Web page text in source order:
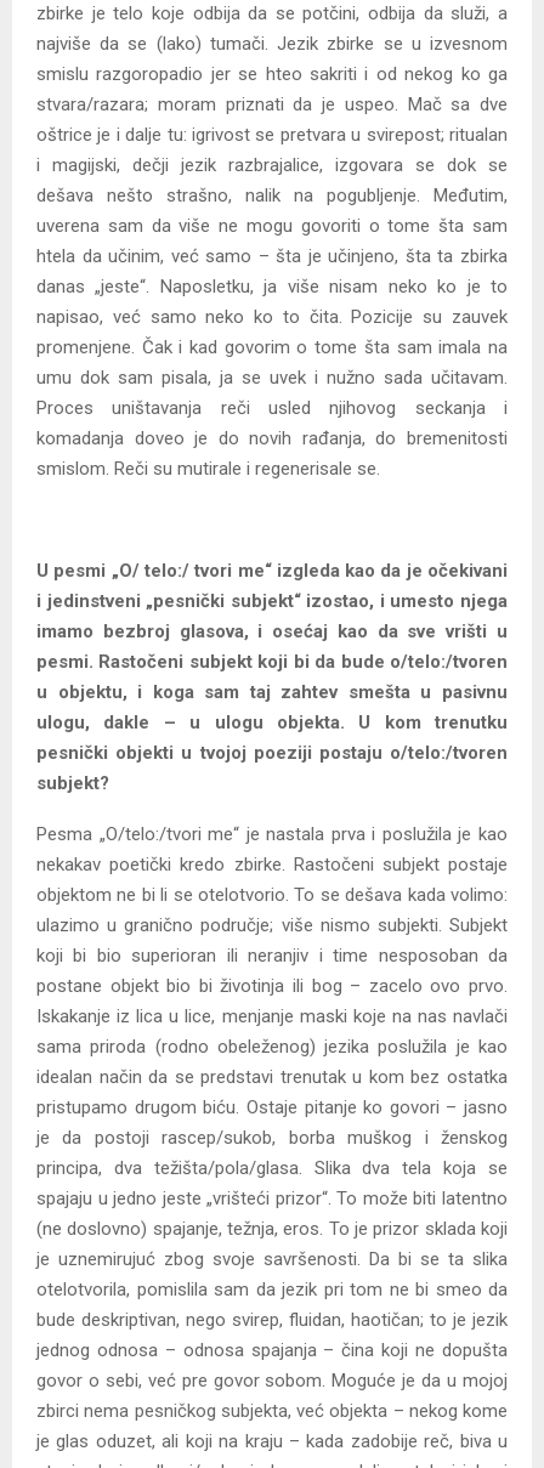
zbirke je telo koje odbija da se potčini, odbija da služi, a
najviše da se (lako) tumači. Jezik zbirke se u izvesnom
smislu razgoropadio jer se hteo sakriti i od nekog ko ga
stvara/razara; moram priznati da je uspeo. Mač sa dve
oštrice je i dalje tu: igrivost se pretvara u svirepost; ritualan
i magijski, dečji jezik razbrajalice, izgovara se dok se
dešava nešto strašno, nalik na pogubljenje. Međutim,
uverena sam da više ne mogu govoriti o tome šta sam
htela da učinim, već samo – šta je učinjeno, šta ta zbirka
danas „jeste“. Naposletku, ja više nisam neko ko je to
napisao, već samo neko ko to čita. Pozicije su zauvek
promenjene. Čak i kad govorim o tome šta sam imala na
umu dok sam pisala, ja se uvek i nužno sada učitavam.
Proces uništavanja reči usled njihovog seckanja i
komadanja doveo je do novih rađanja, do bremenitosti
smislom. Reči su mutirale i regenerisale se.
U pesmi „O/ telo:/ tvori me“ izgleda kao da je očekivani
i jedinstveni „pesnički subjekt“ izostao, i umesto njega
imamo bezbroj glasova, i osećaj kao da sve vrišti u
pesmi. Rastočeni subjekt koji bi da bude o/telo:/tvoren
u objektu, i koga sam taj zahtev smešta u pasivnu
ulogu, dakle – u ulogu objekta. U kom trenutku
pesnički objekti u tvojoj poeziji postaju o/telo:/tvoren
subjekt?
Pesma „O/telo:/tvori me“ je nastala prva i poslužila je kao
nekakav poetički kredo zbirke. Rastočeni subjekt postaje
objektom ne bi li se otelotvorio. To se dešava kada volimo:
ulazimo u granično područje; više nismo subjekti. Subjekt
koji bi bio superioran ili neranjiv i time nesposoban da
postane objekt bio bi životinja ili bog – zacelo ovo prvo.
Iskakanje iz lica u lice, menjanje maski koje na nas navlači
sama priroda (rodno obeleženog) jezika poslužila je kao
idealan način da se predstavi trenutak u kom bez ostatka
pristupamo drugom biću. Ostaje pitanje ko govori – jasno
je da postoji rascep/sukob, borba muškog i ženskog
principa, dva težišta/pola/glasa. Slika dva tela koja se
spajaju u jedno jeste „vrišteći prizor“. To može biti latentno
(ne doslovno) spajanje, težnja, eros. To je prizor sklada koji
je uznemirujuć zbog svoje savršenosti. Da bi se ta slika
otelotvorila, pomislila sam da jezik pri tom ne bi smeo da
bude deskriptivan, nego svirep, fluidan, haotičan; to je jezik
jednog odnosa – odnosa spajanja – čina koji ne dopušta
govor o sebi, već pre govor sobom. Moguće je da u mojoj
zbirci nema pesničkog subjekta, već objekta – nekog kome
je glas oduzet, ali koji na kraju – kada zadobije reč, biva u